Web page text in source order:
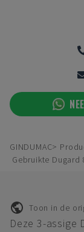
GINDUMAC
Gebruikte Dugard
Toon in de
Deze 3-assige